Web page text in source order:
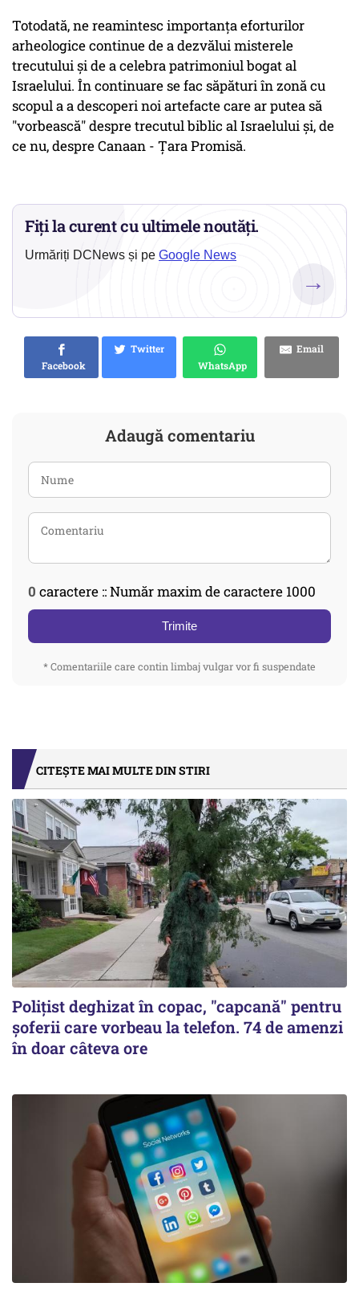
Totodată, ne reamintesc importanța eforturilor
arheologice continue de a dezvălui misterele
trecutului și de a celebra patrimoniul bogat al
Israelului. În continuare se fac săpături în zonă cu
scopul a a descoperi noi artefacte care ar putea să
"vorbească" despre trecutul biblic al Israelului și, de
ce nu, despre Canaan - Țara Promisă.
Fiți la curent cu ultimele noutăți.
Urmăriți DCNews și pe Google News
→
Facebook
Twitter
WhatsApp
Email
Adaugă comentariu
0 caractere :: Număr maxim de caractere 1000
Trimite
* Comentariile care contin limbaj vulgar vor fi suspendate
CITEȘTE MAI MULTE DIN STIRI
Polițist deghizat în copac, "capcană" pentru
șoferii care vorbeau la telefon. 74 de amenzi
în doar câteva ore